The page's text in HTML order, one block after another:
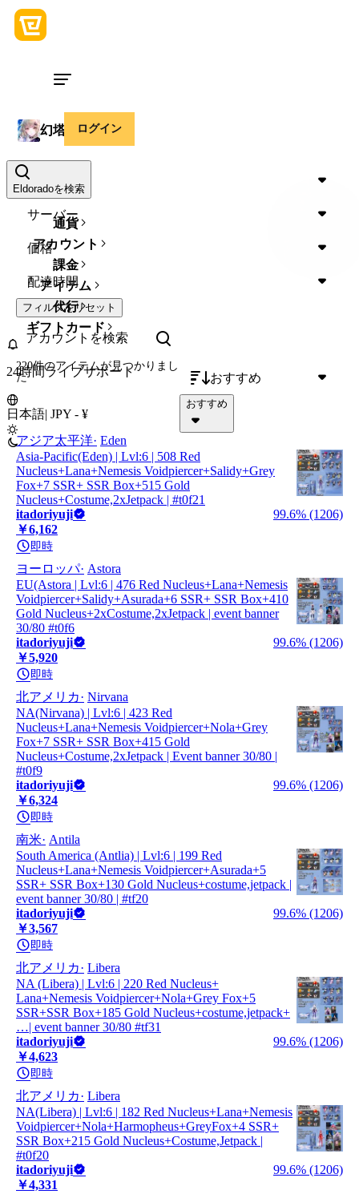
ログイン
Eldoradoを検索
通貨
アカウント
課金
アイテム
代行
ギフトカード
24時間ライブサポート
日本語| JPY - ¥
幻塔 アカウント
地域
サーバー
価格
配達時間
フィルタをリセット
おすすめ
おすすめ
220件のアイテムが見つかりまし
た
アジア太平洋 Eden
Asia-Pacific(Eden) | Lvl:6 | 508 Red
Nucleus+Lana+Nemesis Voidpiercer+Salidy+Grey
Fox+7 SSR+ SSR Box+515 Gold
Nucleus+Costume,2xJetpack | #t0f21
itadoriyuji
99.6% (1206)
￥6,162
即時
ヨーロッパ Astora
EU(Astora | Lvl:6 | 476 Red Nucleus+Lana+Nemesis
Voidpiercer+Salidy+Asurada+6 SSR+ SSR Box+410
Gold Nucleus+2xCostume,2xJetpack | event banner
30/80 #t0f6
itadoriyuji
99.6% (1206)
￥5,920
即時
北アメリカ
Nirvana
NA(Nirvana) | Lvl:6 | 423 Red
Nucleus+Lana+Nemesis Voidpiercer+Nola+Grey
Fox+7 SSR+ SSR Box+415 Gold
Nucleus+Costume,2xJetpack | Event banner 30/80 |
#t0f9
itadoriyuji
99.6% (1206)
￥6,324
即時
南米 Antila
South America (Antlia) | Lvl:6 | 199 Red
Nucleus+Lana+Nemesis Voidpiercer+Asurada+5
SSR+ SSR Box+130 Gold Nucleus+costume,jetpack |
event banner 30/80 | #tf20
itadoriyuji
99.6% (1206)
￥3,567
即時
北アメリカ
Libera
NA (Libera) | Lvl:6 | 220 Red Nucleus+
Lana+Nemesis Voidpiercer+Nola+Grey Fox+5
SSR+SSR Box+185 Gold Nucleus+costume,jetpack+
…| event banner 30/80 #tf31
itadoriyuji
99.6% (1206)
￥4,623
即時
北アメリカ
Libera
NA(Libera) | Lvl:6 | 182 Red Nucleus+Lana+Nemesis
Voidpiercer+Nola+Harmopheus+GreyFox+4 SSR+
SSR Box+215 Gold Nucleus+Costume,Jetpack |
#t0f20
itadoriyuji
99.6% (1206)
￥4,331